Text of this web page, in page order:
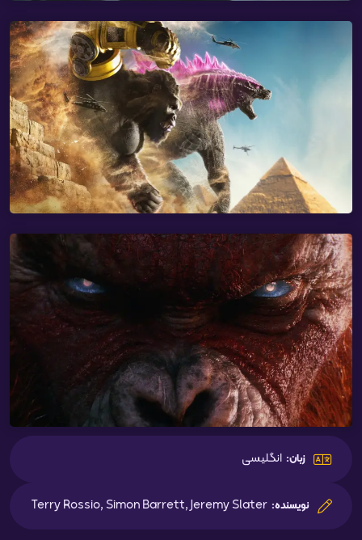
زبان: انگلیسی
نویسنده: Terry Rossio, Simon Barrett, Jeremy Slater